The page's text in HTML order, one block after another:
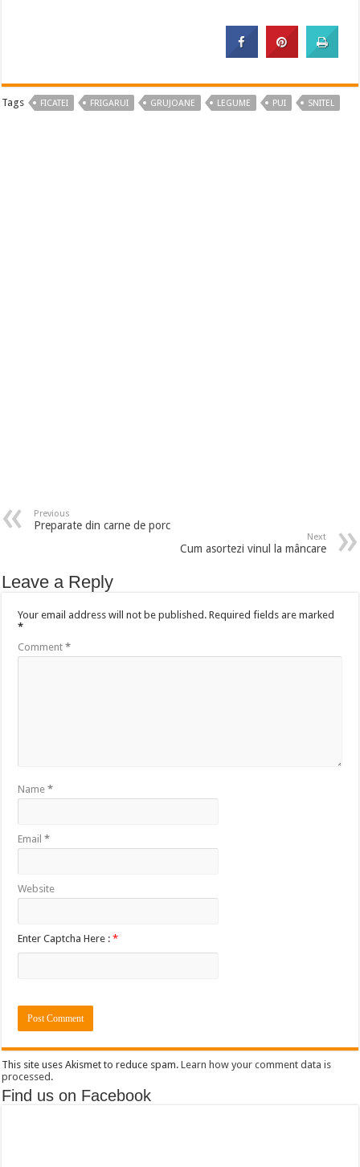
Tags FICATEI FRIGARUI GRUJOANE LEGUME PUI SNITEL
Previous
Preparate din carne de porc
Next
Cum asortezi vinul la mâncare
Leave a Reply
Your email address will not be published. Required fields are marked
*
Comment*
Name*
Email*
Website
Enter Captcha Here :*
This site uses Akismet to reduce spam.Learn how your comment data is
processed.
Find us on Facebook